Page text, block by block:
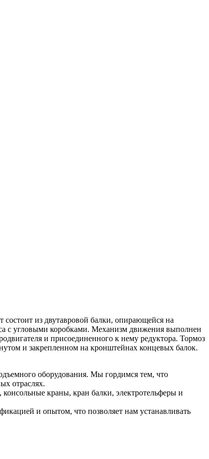
из двутавровой балки, опирающейся на
с угловыми коробками. Механизм движения выполнен
и присоединенного к нему редуктора. Тормоз
и закрепленном на кронштейнах концевых балок.
оборудования. Мы гордимся тем, что
отраслях.
краны, кран балки, электротельферы и
и опытом, что позволяет нам устанавливать